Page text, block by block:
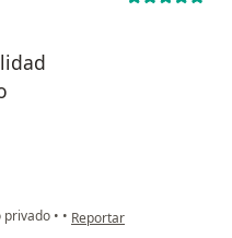
privado • • en opinión del usuario
Reportar